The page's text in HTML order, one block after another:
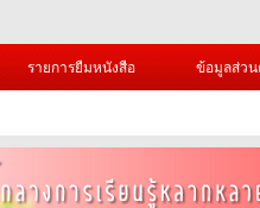
รายการยืมหนังสือ ข้อมูลส่ว